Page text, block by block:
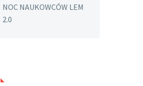
NOC NAUKOWCÓW LEM
2.0